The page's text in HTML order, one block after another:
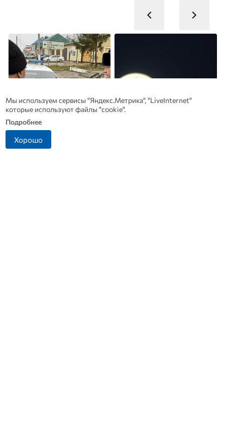
Мы используем сервисы "Яндекс.Метрика", "LiveInternet"
которые используют файлы "cookie".
Подробнее
Хорошо